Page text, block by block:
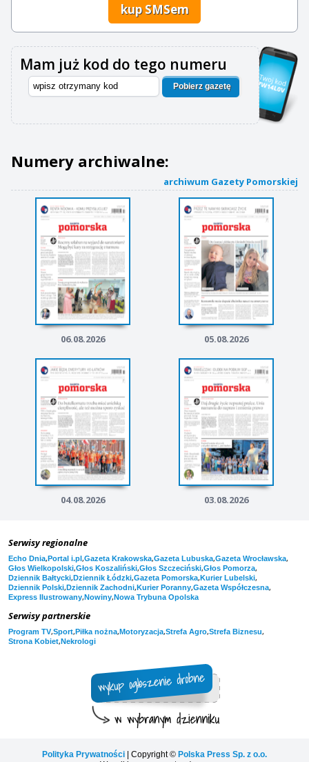
kup SMSem
Mam już kod do tego numeru
Pobierz gazetę
Numery archiwalne:
archiwum Gazety Pomorskiej
06.08.2026 05.08.2026
04.08.2026 03.08.2026
Serwisy regionalne
Echo Dnia,Portal i.pl,Gazeta Krakowska,Gazeta Lubuska,Gazeta Wrocławska,
Głos Wielkopolski,Głos Koszaliński,Głos Szczeciński,Głos Pomorza,
Dziennik Bałtycki,Dziennik Łódzki,Gazeta Pomorska,Kurier Lubelski,
Dziennik Polski,Dziennik Zachodni,Kurier Poranny,Gazeta Współczesna,
Express Ilustrowany,Nowiny,Nowa Trybuna Opolska
Serwisy partnerskie
Program TV,Sport,Piłka nożna,Motoryzacja,Strefa Agro,Strefa Biznesu,
Strona Kobiet,Nekrologi
Polityka Prywatności | Copyright © Polska Press Sp. z o.o.